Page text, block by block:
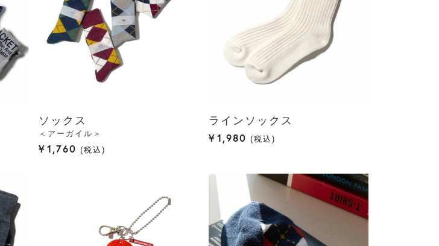
ソックス
＜アーガイル＞
¥1,760 税込
ラインソックス
¥1,980 税込